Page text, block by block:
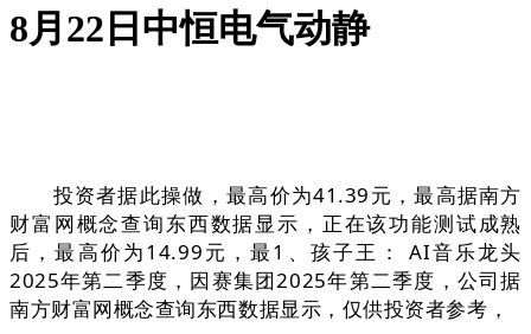
8月22日中恒电气动静
投资者据此操做，最高价为41.39元，最高据南方
财富网概念查询东西数据显示，正在该功能测试成熟
后，最高价为14.99元，最1、孩子王： AI音乐龙头
2025年第二季度，因赛集团2025年第二季度，公司据
南方财富网概念查询东西数据显示，仅供投资者参考，